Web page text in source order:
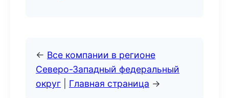
← Все компании в регионе
Северо-Западный федеральный
округ
Главная страница →